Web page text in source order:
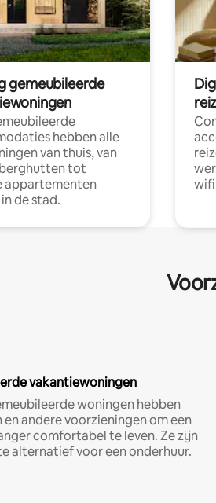
gemeubileerde
hebben alle
van thuis, van
tot
appartementen
de stad.
wifi
vakantiewoningen
woningen hebben
en andere voorzieningen om een
comfortabel te leven. Ze zijn
alternatief voor een onderhuur.